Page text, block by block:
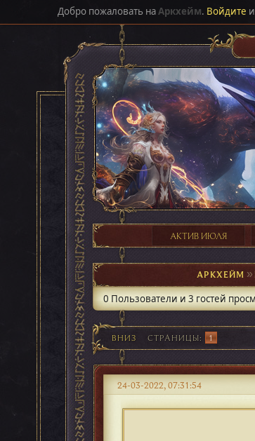
Добро пожаловать наАркхейм. Войдите
АКТИВ ИЮЛЯ
АРКХЕЙМ
0 Пользователи и 3 гостей
ВНИЗ СТРАНИЦЫ 1
24-03-2022, 07:31:54